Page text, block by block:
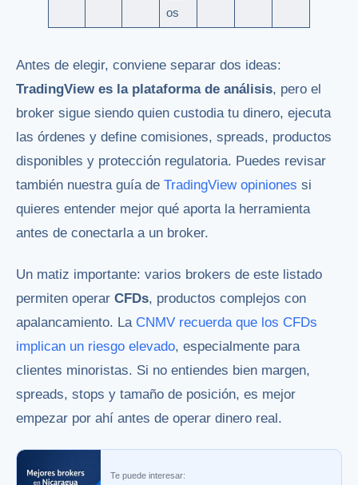
os
Antes de elegir, conviene separar dos ideas:
TradingView es la plataforma de análisis, pero el
broker sigue siendo quien custodia tu dinero, ejecuta
las órdenes y define comisiones, spreads, productos
disponibles y protección regulatoria. Puedes revisar
también nuestra guía de TradingView opiniones si
quieres entender mejor qué aporta la herramienta
antes de conectarla a un broker.
Un matiz importante: varios brokers de este listado
permiten operar CFDs, productos complejos con
apalancamiento. La CNMV recuerda que los CFDs
implican un riesgo elevado, especialmente para
clientes minoristas. Si no entiendes bien margen,
spreads, stops y tamaño de posición, es mejor
empezar por ahí antes de operar dinero real.
Te puede interesar: